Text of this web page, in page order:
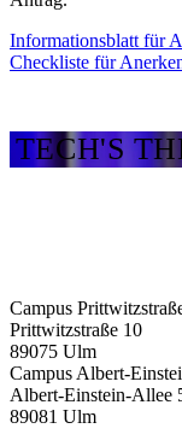
Informationsblatt für
Checkliste für
TECH'S
Campus
Prittwitzstraße 10
89075 Ulm
Campus Albert-
Albert-Einstein-Allee
89081 Ulm